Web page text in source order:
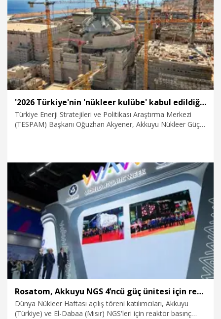
26.11.2022 Gündem
'2026 Türkiye'nin 'nükleer kulübe' kabul edildiği yıldır'
Türkiye Enerji Stratejileri ve Politikası Araştırma Merkezi
(TESPAM) Başkanı Oğuzhan Akyener, Akkuyu Nükleer Güç
18.02.2026 Teknoloji
Rosatom, Akkuyu NGS 4’ncü güç ünitesi için reaktör basınç kabını Türkiye'ye gönderdi
Dünya Nükleer Haftası açılış töreni katılımcıları, Akkuyu
(Türkiye) ve El-Dabaa (Mısır) NGS'leri için reaktör basınç